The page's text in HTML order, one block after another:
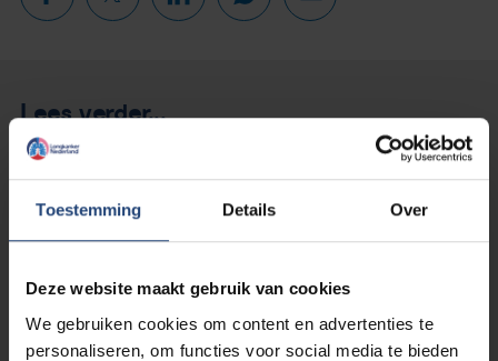
Toestemming Details Over
Deze website maakt gebruik van cookies
We gebruiken cookies om content en advertenties te
personaliseren, om functies voor social media te bieden
Lees verder...